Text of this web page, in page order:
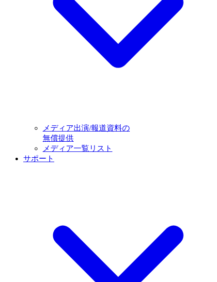
メディア出演/報道資料の
無償提供
メディア一覧リスト
サポート